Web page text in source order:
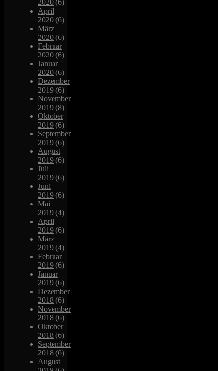
2020 (6)
April
2020 (6)
März
2020 (6)
Februar
2020 (6)
Januar
2020 (6)
Dezember
2019 (6)
November
2019 (8)
Oktober
2019 (6)
September
2019 (6)
August
2019 (6)
Juli
2019 (6)
Juni
2019 (6)
Mai
2019 (4)
April
2019 (6)
März
2019 (4)
Februar
2019 (6)
Januar
2019 (6)
Dezember
2018 (6)
November
2018 (6)
Oktober
2018 (6)
September
2018 (6)
August